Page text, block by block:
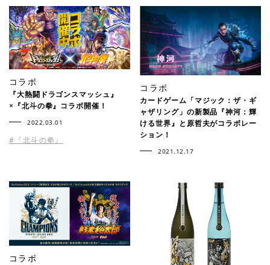
コラボ
『大熱闘ドラゴンスマッシュ』
×『北斗の拳』コラボ開催！
2022.03.01
#『北斗の拳』
コラボ
カードゲーム「マジック：ザ・ギ
ャザリング」の新製品『神河：輝
ける世界』と原哲夫がコラボレー
ション！
2021.12.17
コラボ